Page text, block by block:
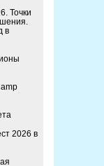
Точки
в
2026 в